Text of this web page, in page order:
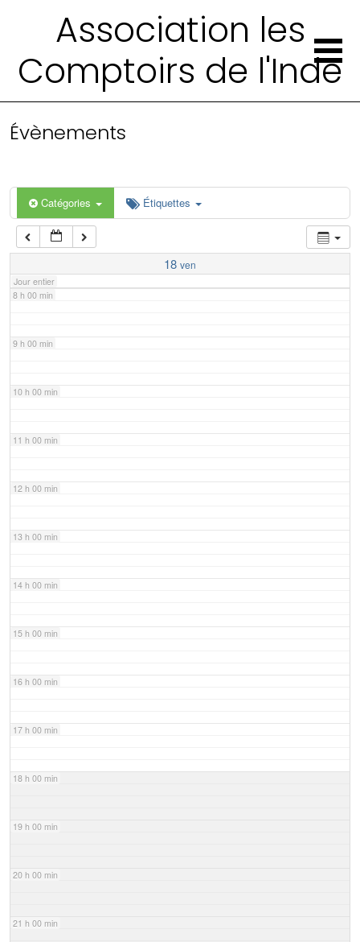
Association les
Comptoirs de l'Inde
Évènements
Catégories Étiquettes
18 ven
Jour entier
4 h 00 min
6 h 00 min
7 h 00 min
8 h 00 min
9 h 00 min
10 h 00 min
11 h 00 min
12 h 00 min
13 h 00 min
14 h 00 min
15 h 00 min
16 h 00 min
17 h 00 min
18 h 00 min
19 h 00 min
20 h 00 min
21 h 00 min